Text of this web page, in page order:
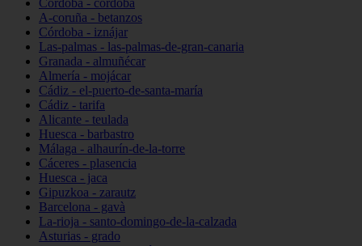
Córdoba - córdoba
A-coruña - betanzos
Córdoba - iznájar
Las-palmas - las-palmas-de-gran-canaria
Granada - almuñécar
Almería - mojácar
Cádiz - el-puerto-de-santa-maría
Cádiz - tarifa
Alicante - teulada
Huesca - barbastro
Málaga - alhaurín-de-la-torre
Cáceres - plasencia
Huesca - jaca
Gipuzkoa - zarautz
Barcelona - gavà
La-rioja - santo-domingo-de-la-calzada
Asturias - grado